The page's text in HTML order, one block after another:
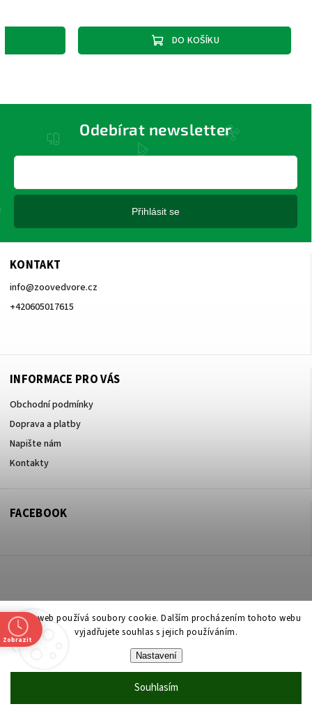
Tento web používá soubory cookie. Dalším procházením tohoto webu
vyjadřujete souhlas s jejich používáním.
Nastavení
Souhlasím
DO KOŠÍKU
KONTAKT
info@zoovedvore.cz
+420605017615
INFORMACE PRO VÁS
Obchodní podmínky
Doprava a platby
Napište nám
Kontakty
Odebírat newsletter
Přihlásit se
FACEBOOK
Vytvořil Shoptet
Copyright 2026 ZOO ve dvoře Praha 5. Všechna práva vyhrazena.
Upravit nastavení cookies
Shoptet| Design
Zobrazit